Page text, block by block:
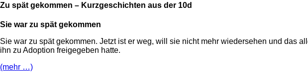
Zu spät gekommen – Kurzgeschichten aus der 10d
Sie war zu spät gekommen
Sie war zu spät gekommen. Jetzt ist er weg, will sie nicht mehr wiedersehen und das
ihn zu Adoption freigegeben hatte.
(mehr …)